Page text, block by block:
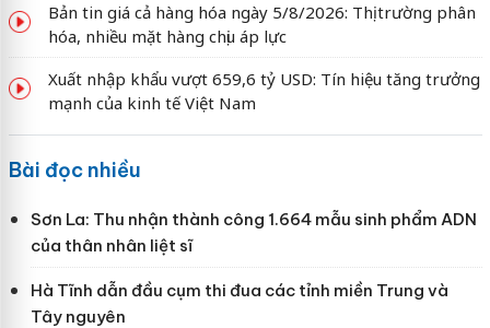
Bản tin giá cả hàng hóa ngày 5/8/2026: Thị trường phân
hóa, nhiều mặt hàng chịu áp lực
Xuất nhập khẩu vượt 659,6 tỷ USD: Tín hiệu tăng trưởng
mạnh của kinh tế Việt Nam
Bài đọc nhiều
Sơn La: Thu nhận thành công 1.664 mẫu sinh phẩm ADN
của thân nhân liệt sĩ
Hà Tĩnh dẫn đầu cụm thi đua các tỉnh miền Trung và
Tây nguyên